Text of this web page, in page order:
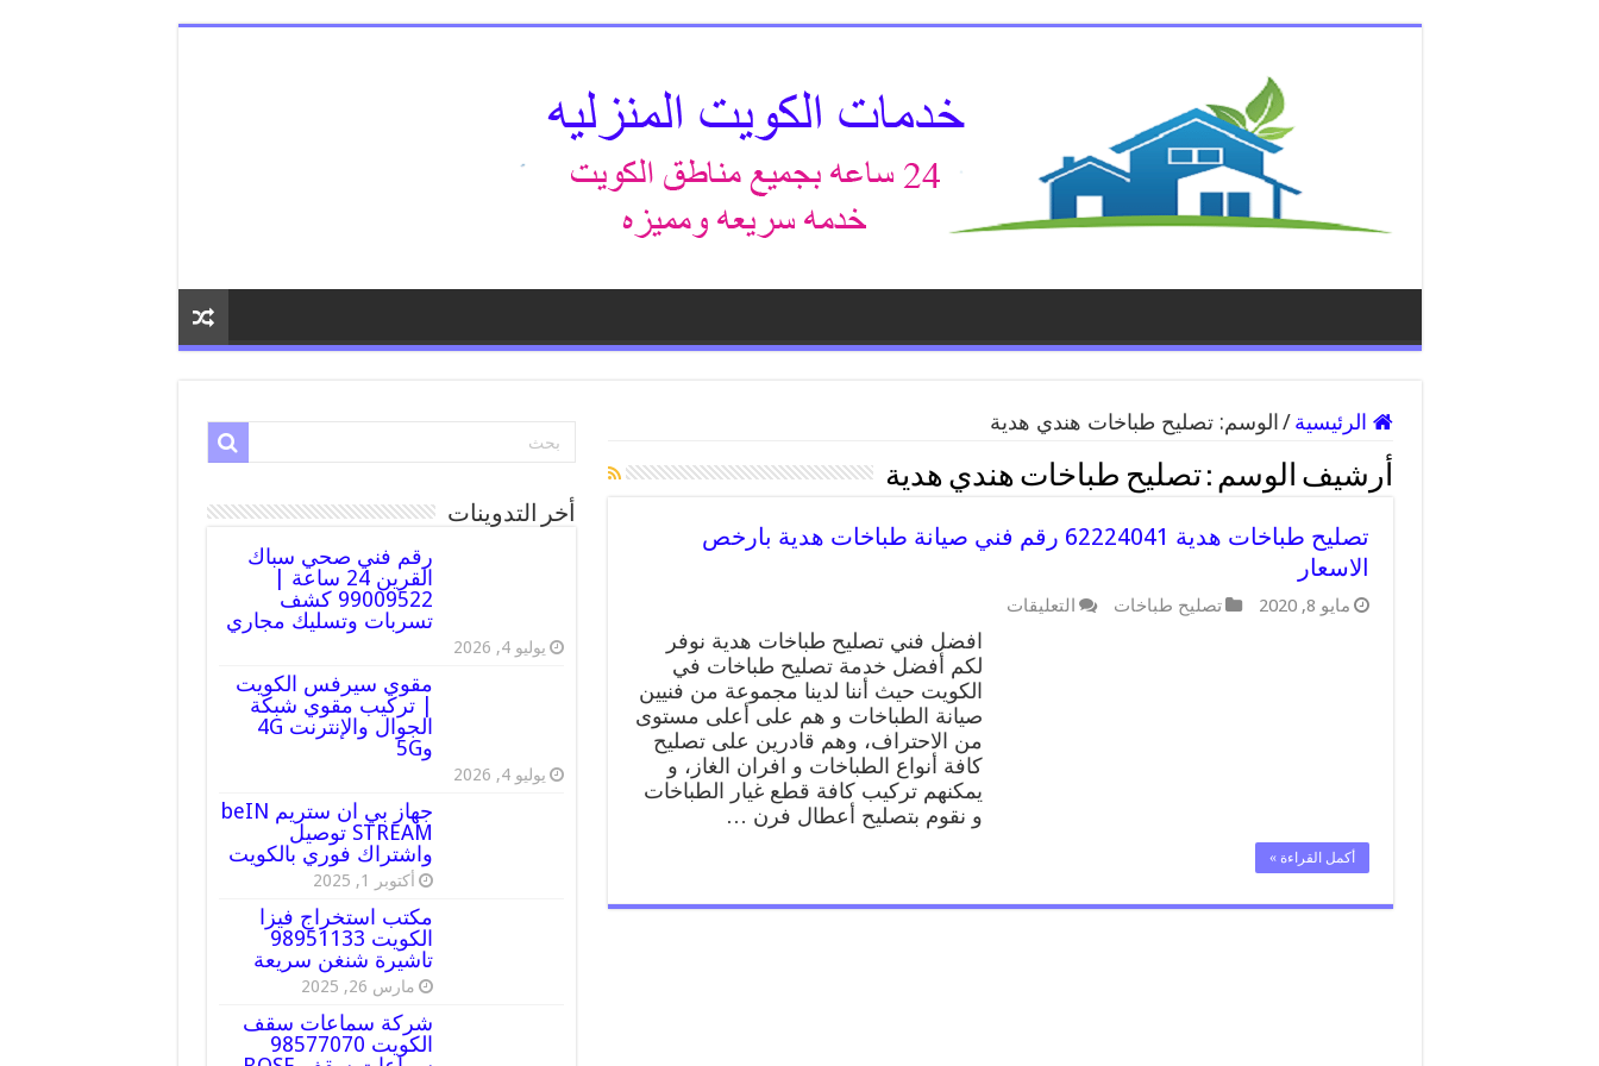
الرئيسية / الوسم:تصليح طباخات هندي هدية
أرشيف الوسم :تصليح طباخات هندي هدية
تصليح طباخات هدية 62224041 رقم فني صيانة طباخات هدية بارخص
الاسعار
مايو 8, 2020 تصليح طباخات التعليقات
طباخات
هدية
62224041
رقم
صيانة
طباخات
هدية
بارخص
افضل فني تصليح طباخات هدية نوفر
لكم أفضل خدمة تصليح طباخات في
الكويت حيث أننا لدينا مجموعة من فنيين
صيانة الطباخات و هم على أعلى مستوى
من الاحتراف، وهم قادرين على تصليح
كافة أنواع الطباخات و افران الغاز، و
يمكنهم تركيب كافة قطع غيار الطباخات
و نقوم بتصليح أعطال فرن …
أكمل القراءة »
أخر التدوينات
رقم فني صحي سباك
القرين 24 ساعة |
99009522 كشف
تسربات وتسليك مجاري
يوليو 4, 2026
مقوي سيرفس الكويت
| تركيب مقوي شبكة
الجوال والإنترنت 4G
و5G
يوليو 4, 2026
جهاز بي ان ستريم beIN
STREAM توصيل
واشتراك فوري بالكويت
أكتوبر 1, 2025
مكتب استخراج فيزا
الكويت 98951133
تاشيرة شنغن سريعة
مارس 26, 2025
شركة سماعات سقف
الكويت 98577070